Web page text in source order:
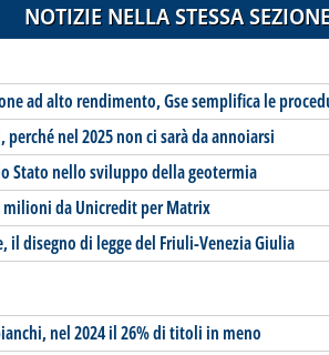
NOTIZIE NELLA STESSA
ad alto rendimento, Gse semplifica le
nel 2025 non ci sarà da annoiarsi
Stato nello sviluppo della geotermia
milioni da Unicredit per Matrix
il disegno di legge del Friuli-Venezia Giulia
nel 2024 il 26% di titoli in meno